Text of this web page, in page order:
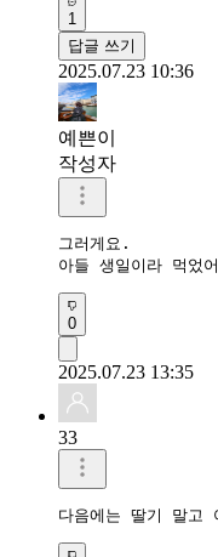
1
답글 쓰기
2025.07.23 10:36
예쁜이
작성자
그러게요.
아들 생일이라 먹었
0
2025.07.23 13:35
33
다음에는 딸기 말고